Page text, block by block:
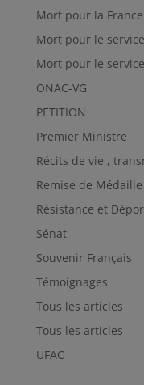
Mort pour la France
Mort pour le
Mort pour le
ONAC-VG
PETITION
Premier Ministre
Récits de vie ,
Remise de Médaille
Résistance et
Sénat
Souvenir Français
Témoignages
Tous les articles
Tous les articles
UFAC